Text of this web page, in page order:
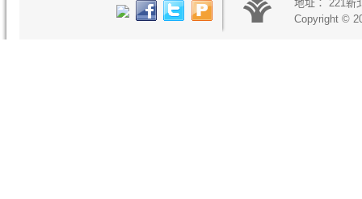
地址： 221新
Copyright ©